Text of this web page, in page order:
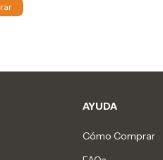
AYUDA
Cómo Comprar